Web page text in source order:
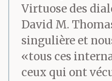
Virtuose des
David M.
singulière et
«tous ces
ceux qui ont